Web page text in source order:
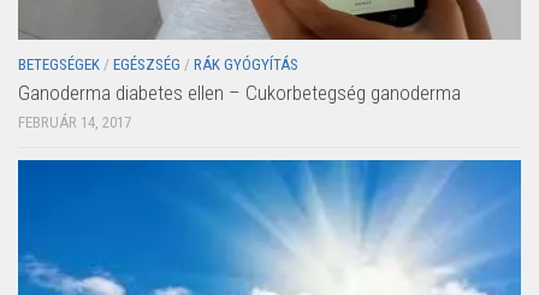
BETEGSÉGEK / EGÉSZSÉG / RÁK GYÓGYÍTÁS
Ganoderma diabetes ellen – Cukorbetegség ganoderma
FEBRUÁR 14, 2017